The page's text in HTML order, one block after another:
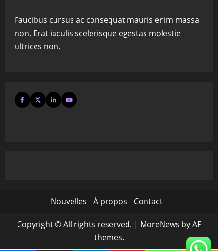
Faucibus cursus ac consequat mauris enim massa
non. Erat iaculis scelerisque egestas molestie
ultrices non.
Nouvelles À propos Contact
Copyright © All rights reserved. | MoreNews by AF
themes.